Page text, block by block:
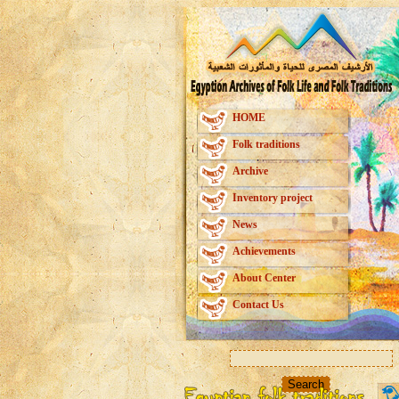
HOME
Folk traditions
Archive
Inventory project
News
Achievements
About Center
Contact Us